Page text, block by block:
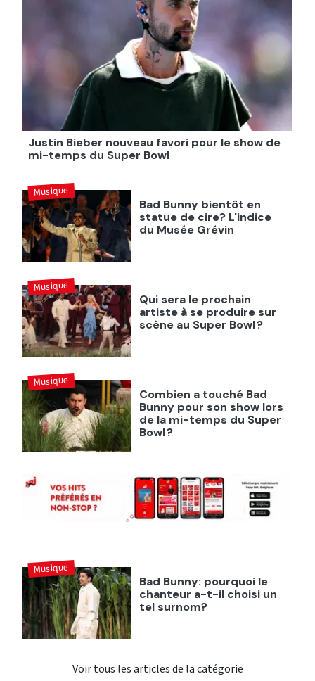
Justin Bieber nouveau favori pour le show de
mi-temps du Super Bowl
Bad Bunny bientôt en
statue de cire? L'indice
du Musée Grévin
Musique
Qui sera le prochain
artiste à se produire sur
scène au Super Bowl ?
Musique
Combien a touché Bad
Bunny pour son show lors
de la mi-temps du Super
Bowl ?
Musique
Bad Bunny: pourquoi le
chanteur a-t-il choisi un
tel surnom?
Musique
Voir tous les articles de la catégorie